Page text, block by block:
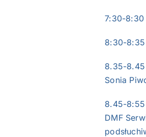
7:30-
8:30-
8.35-
Sonia
8.45-
DMF